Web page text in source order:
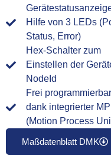
Hilfe von 3 LEDs
Status, Error)
Hex-Schalter zum
Einstellen der
NodeId
Frei programmierbar
dank integrierter
(Motion Process
Maßdatenblatt DMK